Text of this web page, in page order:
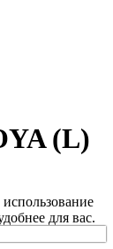
(L)
для вас.